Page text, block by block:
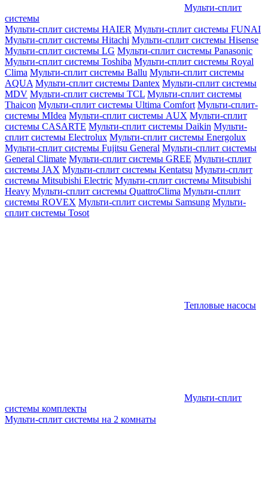
Мульти-сплит
системы
Мульти-сплит системы HAIER Мульти-сплит системы FUNAI
Мульти-сплит системы Hitachi Мульти-сплит системы Hisense
Мульти-сплит системы LG Мульти-сплит системы Panasonic
Мульти-сплит системы Toshiba Мульти-сплит системы Royal
Clima Мульти-сплит системы Ballu Мульти-сплит системы
AQUA Мульти-сплит системы Dantex Мульти-сплит системы
MDV Мульти-сплит системы TCL Мульти-сплит системы
Thaicon Мульти-сплит системы Ultima Comfort Мульти-сплит-
системы MIdea Мульти-сплит системы AUX Мульти-сплит
системы CASARTE Мульти-сплит системы Daikin Мульти-
сплит системы Electrolux Мульти-сплит системы Energolux
Мульти-сплит системы Fujitsu General Мульти-сплит системы
General Climate Мульти-сплит системы GREE Мульти-сплит
системы JAX Мульти-сплит системы Kentatsu Мульти-сплит
системы Mitsubishi Electric Мульти-сплит системы Mitsubishi
Heavy Мульти-сплит системы QuattroClima Мульти-сплит
системы ROVEX Мульти-сплит системы Samsung Мульти-
сплит системы Tosot
Тепловые насосы
Мульти-сплит
системы комплекты
Мульти-сплит системы на 2 комнаты